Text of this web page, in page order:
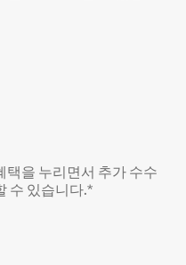
택을 누리면서 추가 수수
수 있습니다.*